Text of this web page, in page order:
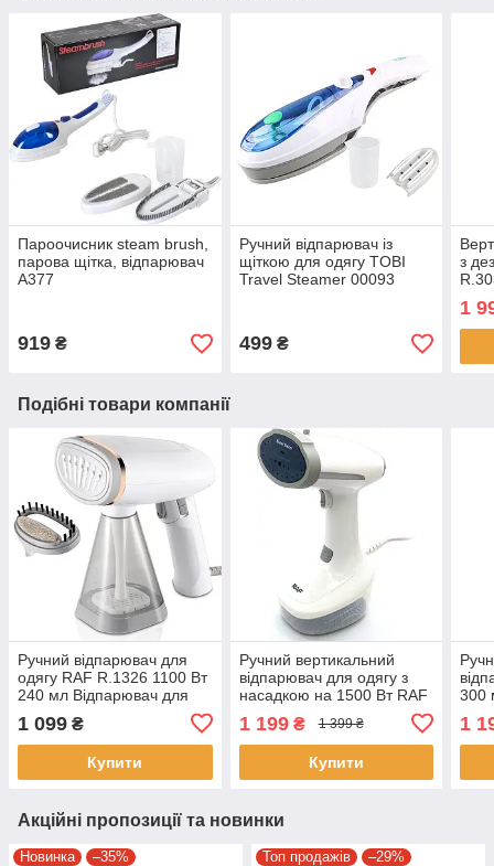
Пароочисник steam brush,
парова щітка, відпарювач
A377
919 ₴
Ручний відпарювач із
щіткою для одягу TOBI
Travel Steamer 00093
499₴
з
1
Подібні товари компанії
Ручний відпарювач для
одягу RAF R.1326 1100 Вт
240 мл Відпарювач для
1 099 ₴
Купити
Ручний вертикальний
відпарювач для одягу з
насадкою на 1500 Вт RAF
1 199₴ 1 399 ₴
Купити
300
1
Акційні пропозиції та новинки
Новинка –35% Топ продажів –29%